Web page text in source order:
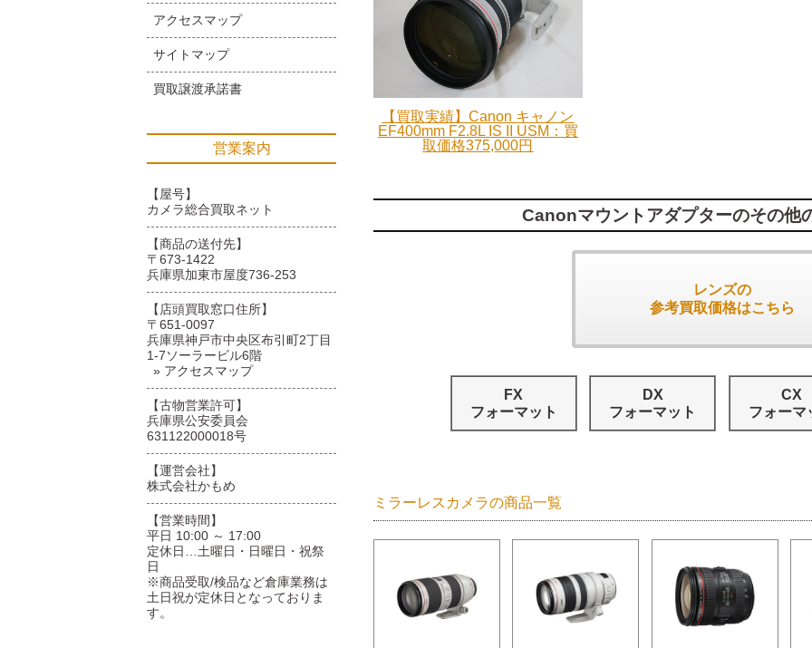
【買取実績】Canon キャノン
EF400mm F2.8L IS II USM：買
取価格375,000円
Canonマウントアダプターのその他
レンズの
参考買取価格はこちら
FX
フォーマット
DX
フォーマット
CX
フォーマ
ミラーレスカメラの商品一覧
アクセスマップ
サイトマップ
買取譲渡承諾書
営業案内
【屋号】
カメラ総合買取ネット
【商品の送付先】
〒673-1422
兵庫県加東市屋度736-253
【店頭買取窓口住所】
〒651-0097
兵庫県神戸市中央区布引町2丁目
1-7ソーラービル6階
» アクセスマップ
【古物営業許可】
兵庫県公安委員会
631122000018号
【運営会社】
株式会社かもめ
【営業時間】
平日 10:00 ～ 17:00
定休日…土曜日・日曜日・祝祭
日
※商品受取/検品など倉庫業務は
土日祝が定休日となっておりま
す。